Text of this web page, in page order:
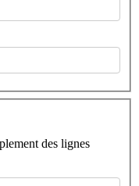
des lignes